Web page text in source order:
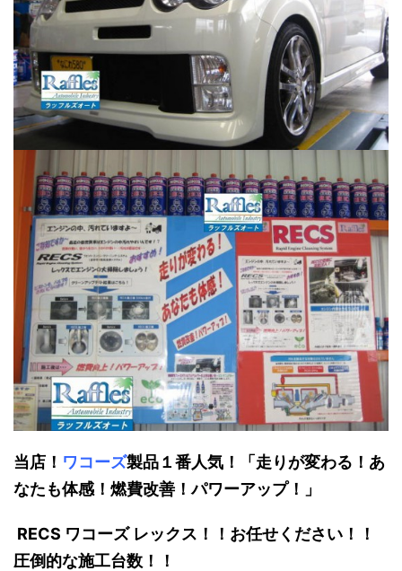
当店！ ワコーズ製品１番人気！「走りが変わる！あ
なたも体感！燃費改善！パワーアップ！」
RECS ワコーズ レックス！！お任せください！！
圧倒的な施工台数！！